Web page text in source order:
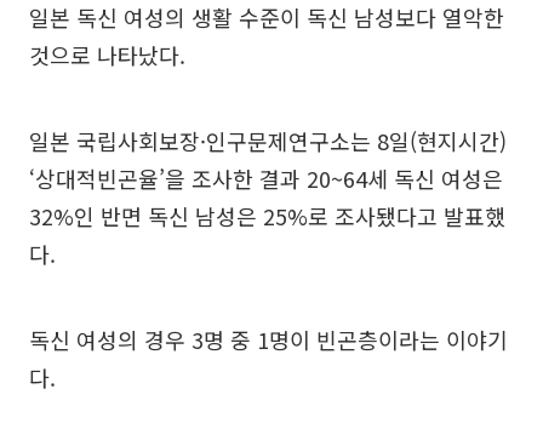
일본 독신 여성의 생활 수준이 독신 남성보다 열악한
것으로 나타났다.
일본 국립사회보장·인구문제연구소는 8일(현지시간)
‘상대적빈곤율’을 조사한 결과 20~64세 독신 여성은
32%인 반면 독신 남성은 25%로 조사됐다고 발표했
다.
독신 여성의 경우 3명 중 1명이 빈곤층이라는 이야기
다.